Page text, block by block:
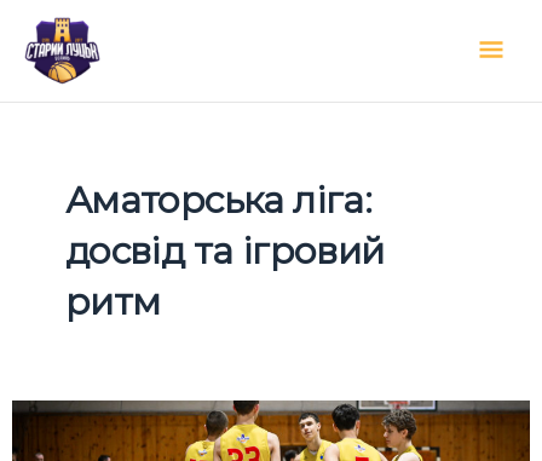
вмісту
Аматорська ліга:
досвід та ігровий
ритм